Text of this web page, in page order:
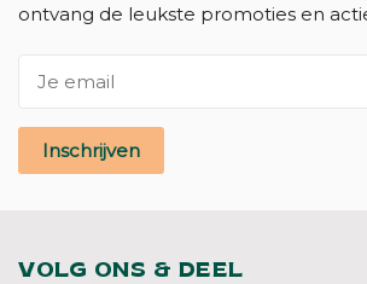
ontvang de leukste promoties en
Inschrijven
VOLG ONS & DEEL